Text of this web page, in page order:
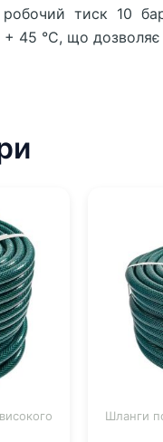
тиск 10
45 °С, що
Шланги